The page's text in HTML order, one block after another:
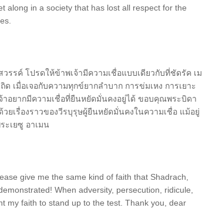
along in a society that has lost all respect for the
รรค์ โปรดให้ข้าพเจ้ามีความเชื่อแบบเดียวกับที่ชัดรัค เม
ด เมื่อเจอกับความทุกข์ยากลำบาก การข่มเหง การเยาะ
าอยากมีความเชื่อที่ยืนหยัดมั่นคงอยู่ได้ ขอบคุณพระบิดา
ยเรื่องราวของวีรบุรุษผู้ยืนหยัดมั่นคงในความเชื่อ แม้อยู่
ะเยซู อาเมน
give me the same kind of faith that Shadrach,
When adversity, persecution, ridicule,
my faith to stand up to the test. Thank you, dear